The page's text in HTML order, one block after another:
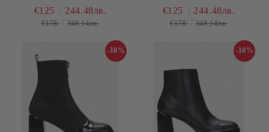
€125 244.48лв.
€178 348.14лв.
€125 244.48лв.
€178 348.14лв.
-30% -30%